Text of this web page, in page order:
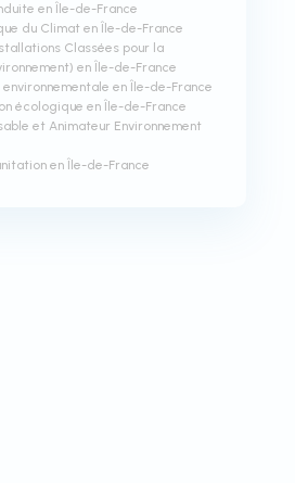
en Île-de-France
du Climat en Île-de-France
Classées pour la
en Île-de-France
environnementale en Île-de-France
écologique en Île-de-France
et Animateur Environnement
en Île-de-France